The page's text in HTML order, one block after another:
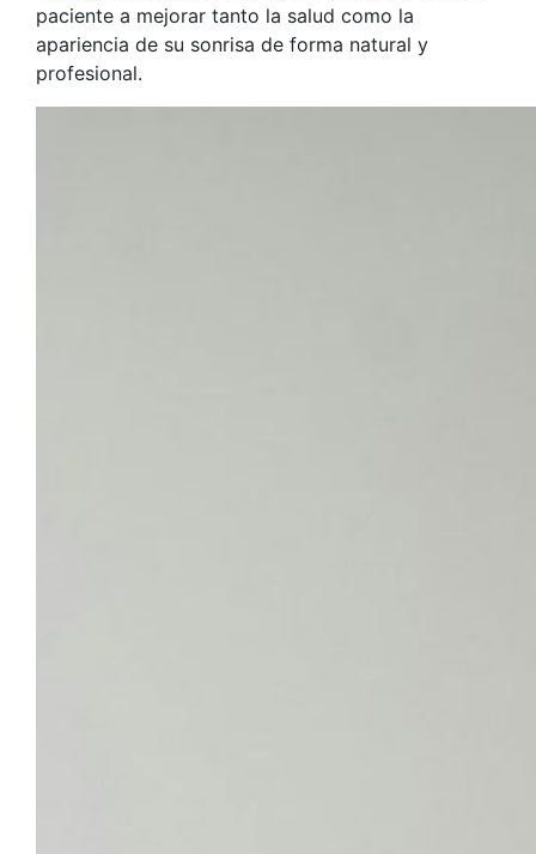
paciente a mejorar tanto la salud como la
apariencia de su sonrisa de forma natural y
profesional.